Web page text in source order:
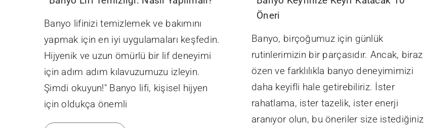
Banyo lifinizi temizlemek ve bakımını
yapmak için en iyi uygulamaları keşfedin.
Hijyenik ve uzun ömürlü bir lif deneyimi
için adım adım kılavuzumuzu izleyin.
Şimdi okuyun!" Banyo lifi, kişisel hijyen
için oldukça önemli
Öneri
Banyo, birçoğumuz için günlük
rutinlerimizin bir parçasıdır. Ancak, biraz
özen ve farklılıkla banyo deneyimimizi
daha keyifli hale getirebiliriz. İster
rahatlama, ister tazelik, ister enerji
aranıyor olun, bu öneriler size istediğiniz